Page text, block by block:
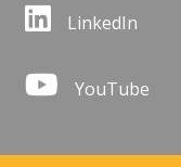
LinkedIn
YouTube